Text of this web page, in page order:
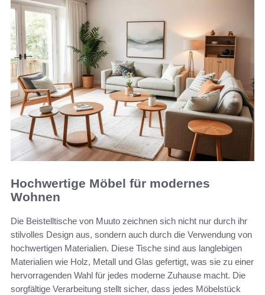
Hochwertige Möbel für modernes
Wohnen
Die Beistelltische von Muuto zeichnen sich nicht nur durch ihr
stilvolles Design aus, sondern auch durch die Verwendung von
hochwertigen Materialien. Diese Tische sind aus langlebigen
Materialien wie Holz, Metall und Glas gefertigt, was sie zu einer
hervorragenden Wahl für jedes moderne Zuhause macht. Die
sorgfältige Verarbeitung stellt sicher, dass jedes Möbelstück